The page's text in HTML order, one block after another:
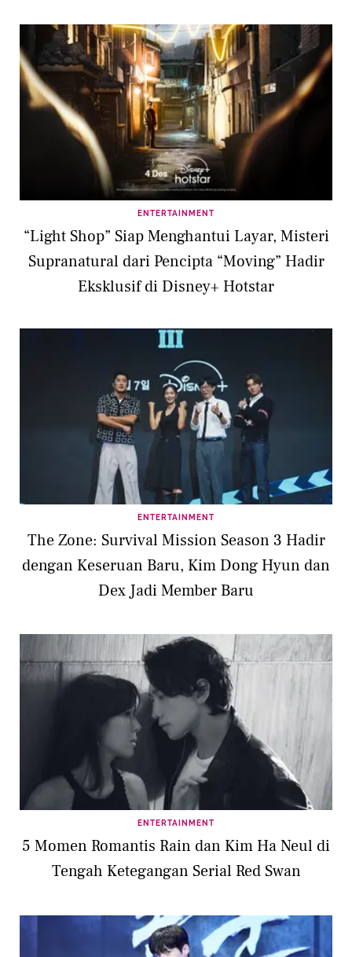
ENTERTAINMENT
“Light Shop” Siap Menghantui Layar, Misteri
Supranatural dari Pencipta “Moving” Hadir
Eksklusif di Disney+ Hotstar
ENTERTAINMENT
The Zone: Survival Mission Season 3 Hadir
dengan Keseruan Baru, Kim Dong Hyun dan
Dex Jadi Member Baru
ENTERTAINMENT
5 Momen Romantis Rain dan Kim Ha Neul di
Tengah Ketegangan Serial Red Swan